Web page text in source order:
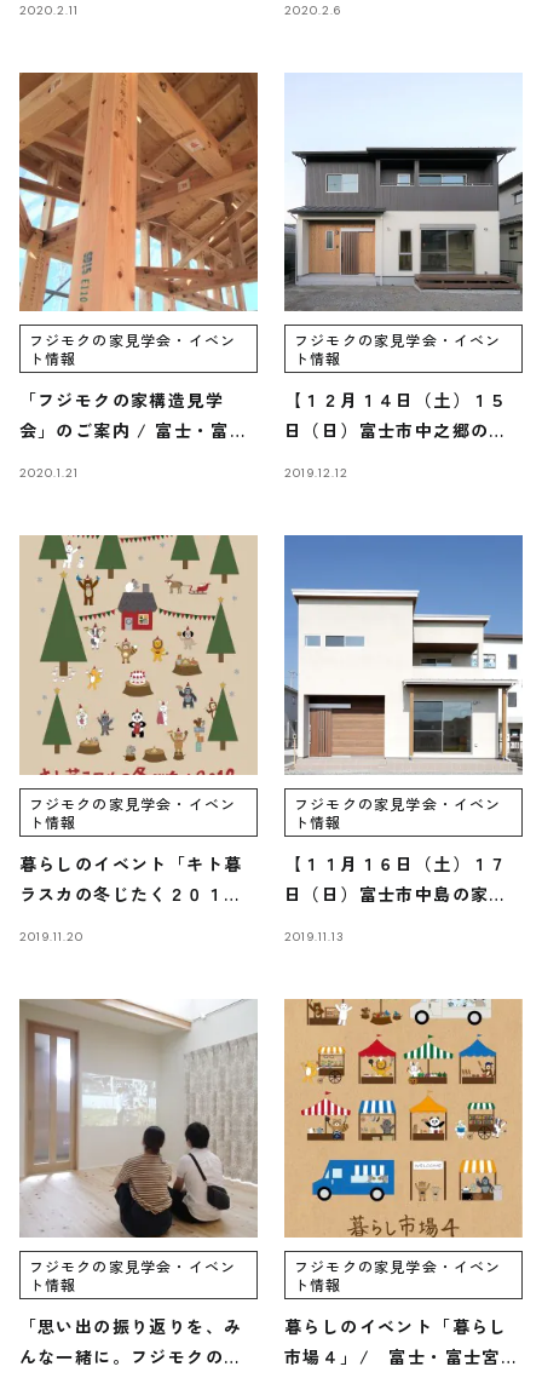
2020.2.11 2020.2.6
フジモクの家見学会・イベン
ト情報
「フジモクの家構造見学
会」のご案内 / 富士・富士
2020.1.21
フジモクの家見学会・イベン
ト情報
【１２月１４日（土）１５
日（日）富士市中之郷の家
2019.12.12
フジモクの家見学会・イベン
ト情報
暮らしのイベント「キト暮
ラスカの冬じたく２０１
2019.11.20
フジモクの家見学会・イベン
ト情報
【１１月１６日（土）１７
日（日）富士市中島の家完
2019.11.13
フジモクの家見学会・イベン
ト情報
「思い出の振り返りを、み
んな一緒に。フジモクの家
フジモクの家見学会・イベン
ト情報
暮らしのイベント「暮らし
市場４」/ 富士・富士宮・